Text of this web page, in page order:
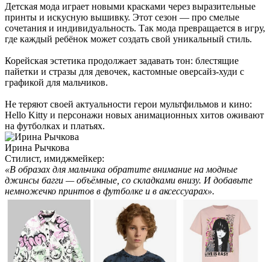
Детская мода играет новыми красками через выразительные
принты и искусную вышивку. Этот сезон — про смелые
сочетания и индивидуальность. Так мода превращается в игру,
где каждый ребёнок может создать свой уникальный стиль.
Корейская эстетика продолжает задавать тон: блестящие
пайетки и стразы для девочек, кастомные оверсайз-худи с
графикой для мальчиков.
Не теряют своей актуальности герои мультфильмов и кино:
Hello Kitty и персонажи новых анимационных хитов оживают
на футболках и платьях.
Ирина Рычкова
Стилист, имиджмейкер:
«В образах для мальчика обратите внимание на модные
джинсы багги — объёмные, со складками внизу. И добавьте
немножечко принтов в футболке и в аксессуарах».